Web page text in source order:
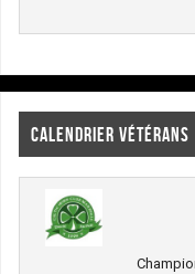
CALENDRIER VÉTÉRANS